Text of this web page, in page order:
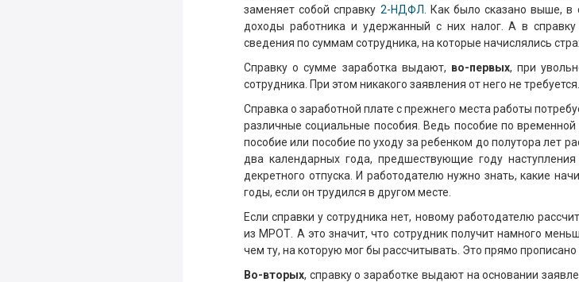
заменяет собой справку 2-НДФЛ . Как было сказано выше, в
доходы работника и удержанный с них налог. А в
сведения по суммам сотрудника, на которые начислялись
Справку о сумме заработка выдают, во-первых, при
сотрудника. При этом никакого заявления от него не требуется.
Справка о заработной плате с прежнего места работы
различные социальные пособия. Ведь пособие по временной
пособие или пособие по уходу за ребенком до полутора лет
два календарных года, предшествующие году
декретного отпуска. И работодателю нужно знать, какие
годы, если он трудился в другом месте.
Если справки у сотрудника нет, новому работодателю
из МРОТ. А это значит, что сотрудник получит намного
чем ту, на которую мог бы рассчитывать. Это прямо прописано
Во-вторых, справку о заработке выдают на основании